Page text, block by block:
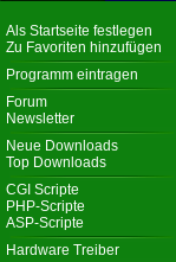
Als Startseite festlegen
Zu Favoriten hinzufügen
Programm eintragen
Forum
Newsletter
Neue Downloads
Top Downloads
CGI Scripte
PHP-Scripte
ASP-Scripte
Hardware Treiber